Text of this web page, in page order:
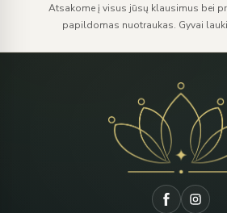
Atsakome į visus jūsų klausimus bei
papildomas nuotraukas. Gyvai